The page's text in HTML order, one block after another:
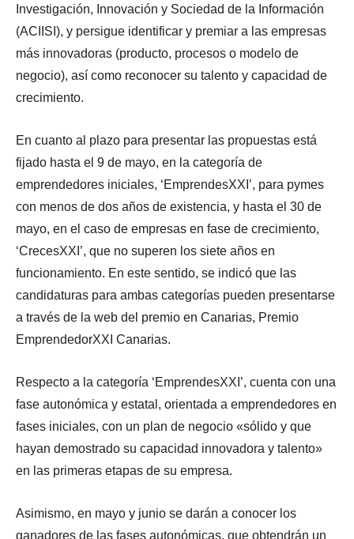
Investigación, Innovación y Sociedad de la Información
(ACIISI), y persigue identificar y premiar a las empresas
más innovadoras (producto, procesos o modelo de
negocio), así como reconocer su talento y capacidad de
crecimiento.
En cuanto al plazo para presentar las propuestas está
fijado hasta el 9 de mayo, en la categoría de
emprendedores iniciales, ‘EmprendesXXI’, para pymes
con menos de dos años de existencia, y hasta el 30 de
mayo, en el caso de empresas en fase de crecimiento,
‘CrecesXXI’, que no superen los siete años en
funcionamiento. En este sentido, se indicó que las
candidaturas para ambas categorías pueden presentarse
a través de la web del premio en Canarias, Premio
EmprendedorXXI Canarias.
Respecto a la categoría ‘EmprendesXXI’, cuenta con una
fase autonómica y estatal, orientada a emprendedores en
fases iniciales, con un plan de negocio «sólido y que
hayan demostrado su capacidad innovadora y talento»
en las primeras etapas de su empresa.
Asimismo, en mayo y junio se darán a conocer los
ganadores de las fases autonómicas, que obtendrán un